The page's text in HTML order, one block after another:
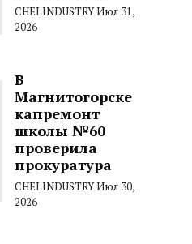
CHELINDUSTRYИюл 31,
2026
В
Магнитогорске
капремонт
школы №60
проверила
прокуратура
CHELINDUSTRYИюл 30,
2026